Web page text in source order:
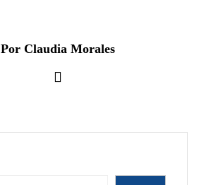
Por Claudia Morales